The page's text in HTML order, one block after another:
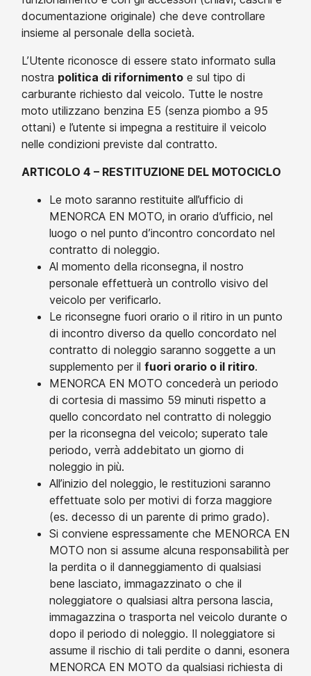
documentazione originale) che deve controllare
insieme al personale della società.
L’Utente riconosce di essere stato informato sulla
nostra politica di rifornimento e sul tipo di
carburante richiesto dal veicolo. Tutte le nostre
moto utilizzano benzina E5 (senza piombo a 95
ottani) e l’utente si impegna a restituire il veicolo
nelle condizioni previste dal contratto.
ARTICOLO 4 – RESTITUZIONE DEL MOTOCICLO
Le moto saranno restituite all’ufficio di
MENORCA EN MOTO, in orario d’ufficio, nel
luogo o nel punto d’incontro concordato nel
contratto di noleggio.
Al momento della riconsegna, il nostro
personale effettuerà un controllo visivo del
veicolo per verificarlo.
Le riconsegne fuori orario o il ritiro in un punto
di incontro diverso da quello concordato nel
contratto di noleggio saranno soggette a un
supplemento per il fuori orario o il ritiro.
MENORCA EN MOTO concederà un periodo
di cortesia di massimo 59 minuti rispetto a
quello concordato nel contratto di noleggio
per la riconsegna del veicolo; superato tale
periodo, verrà addebitato un giorno di
noleggio in più.
All’inizio del noleggio, le restituzioni saranno
effettuate solo per motivi di forza maggiore
(es. decesso di un parente di primo grado).
Si conviene espressamente che MENORCA EN
MOTO non si assume alcuna responsabilità per
la perdita o il danneggiamento di qualsiasi
bene lasciato, immagazzinato o che il
noleggiatore o qualsiasi altra persona lascia,
immagazzina o trasporta nel veicolo durante o
dopo il periodo di noleggio. Il noleggiatore si
assume il rischio di tali perdite o danni, esonera
MENORCA EN MOTO da qualsiasi richiesta di